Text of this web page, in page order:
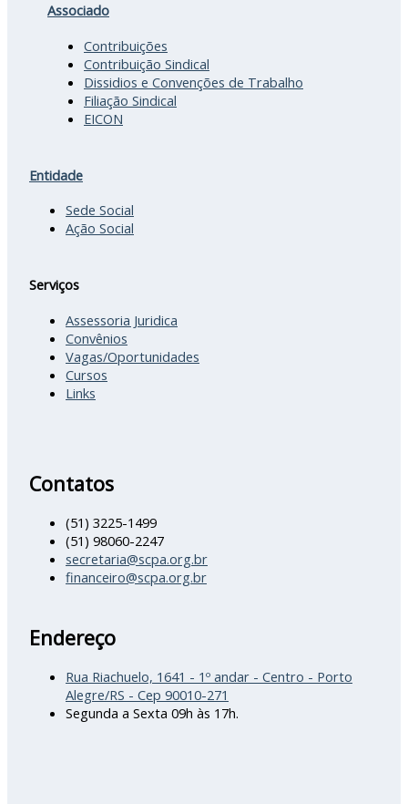
Associado
Contribuições
Contribuição Sindical
Dissidios e Convenções de Trabalho
Filiação Sindical
EICON
Entidade
Sede Social
Ação Social
Serviços
Assessoria Juridica
Convênios
Vagas/Oportunidades
Cursos
Links
Contatos
(51) 3225-1499
(51) 98060-2247
secretaria@scpa.org.br
financeiro@scpa.org.br
Endereço
Rua Riachuelo, 1641 - 1º andar - Centro - Porto
Alegre/RS - Cep 90010-271
Segunda a Sexta 09h às 17h.